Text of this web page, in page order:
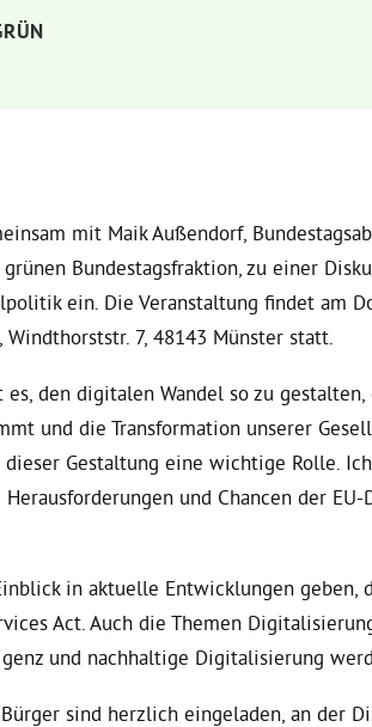
mit Maik Außendorf,
Bundestagsfraktion, zu einer
ein. Die Veranstaltung findet am
7, 48143 Münster statt.
den digitalen Wandel so zu gestalten,
und die Transformation unserer
Gestaltung eine wichtige Rolle.
und Chancen der
in aktuelle Entwicklungen geben,
Act. Auch die Themen
und nachhaltige Digitalisierung
sind herzlich eingeladen, an der